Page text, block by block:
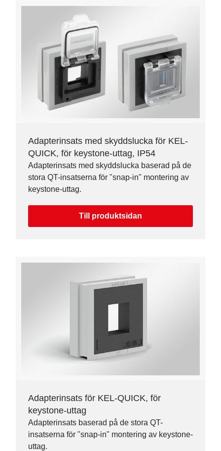
Adapterinsats med skyddslucka för KEL-
QUICK, för keystone-uttag, IP54
Adapterinsats med skyddslucka baserad på de
stora QT-insatserna för "snap-in" montering av
keystone-uttag.
Till produktsidan
Adapterinsats för KEL-QUICK, för
keystone-uttag
Adapterinsats baserad på de stora QT-
insatserna för "snap-in" montering av keystone-
uttag.